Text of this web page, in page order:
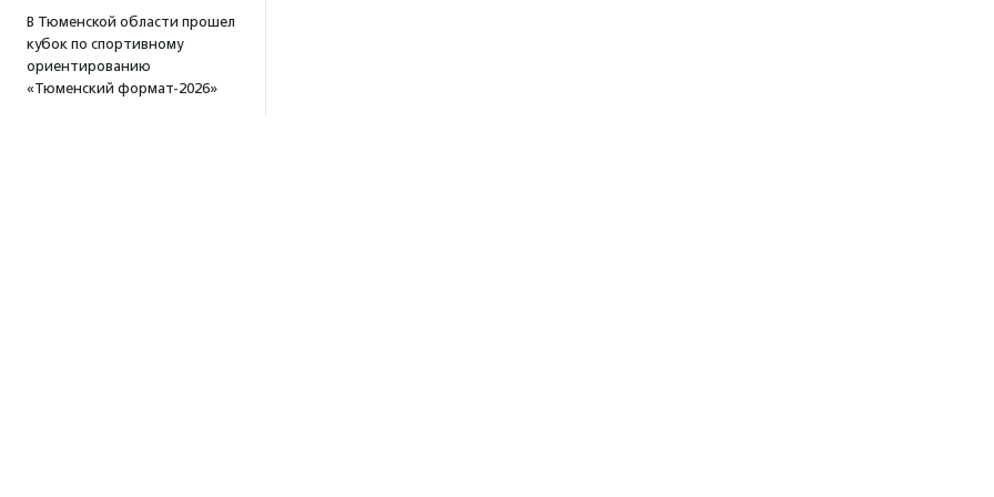
В Тюменской области прошел
кубок по спортивному
ориентированию
«Тюменский формат-2026»